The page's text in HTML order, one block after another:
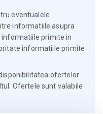
eventualele
informatiile asupra
primite in
informatiile primite
ofertelor
Ofertele sunt valabile